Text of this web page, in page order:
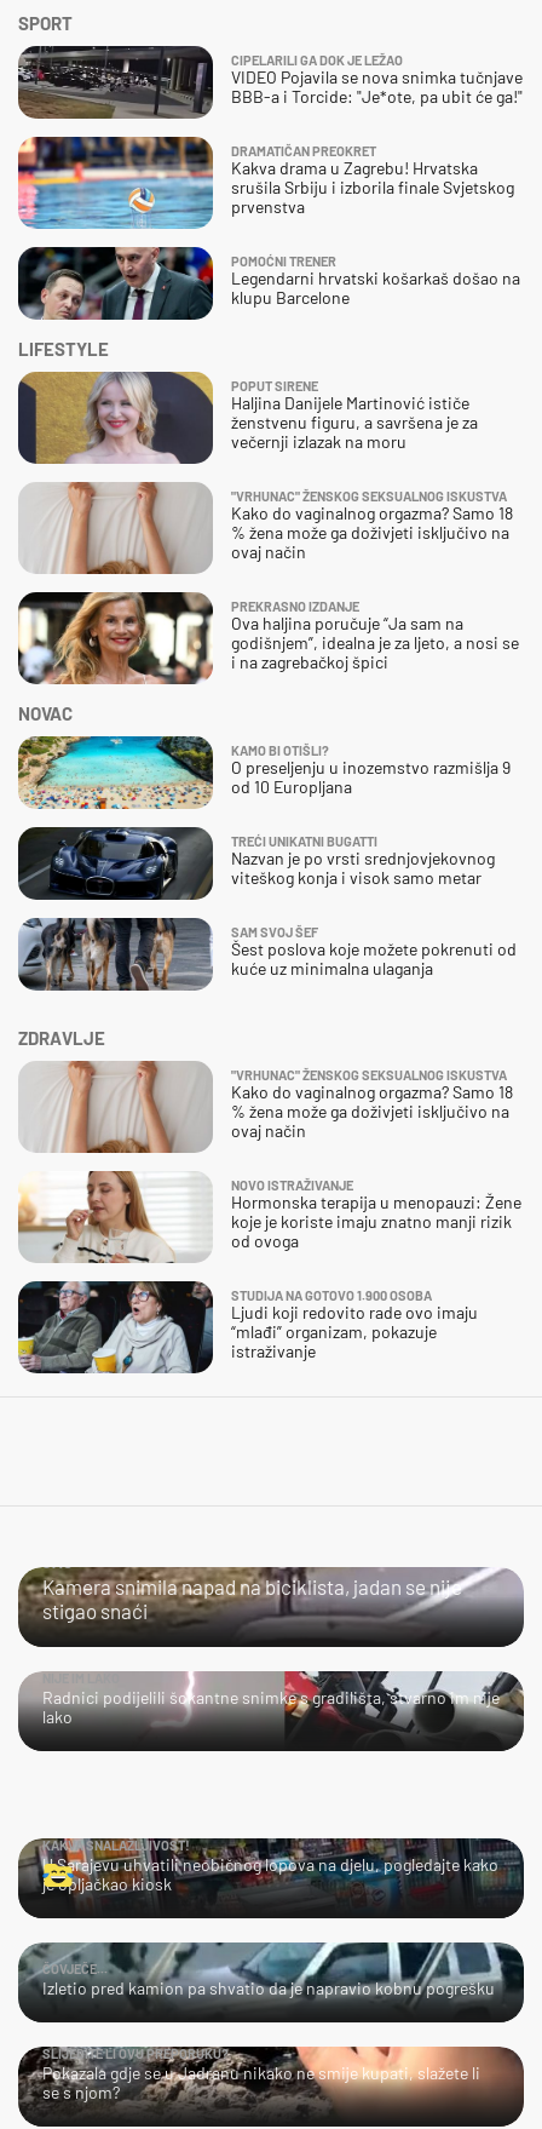
ZDRAVLJE
"VRHUNAC" ŽENSKOG SEKSUALNOG ISKUSTVA
Kako do vaginalnog orgazma? Samo 18
% žena može ga doživjeti isključivo na
ovaj način
NOVO ISTRAŽIVANJE
Hormonska terapija u menopauzi: Žene
koje je koriste imaju znatno manji rizik
od ovoga
STUDIJA NA GOTOVO 1.900 OSOBA
Ljudi koji redovito rade ovo imaju
“mlađi” organizam, pokazuje
istraživanje
SPORT
CIPELARILI GA DOK JE LEŽAO
VIDEO Pojavila se nova snimka tučnjave
BBB-a i Torcide: "Je*ote, pa ubit će ga!"
DRAMATIČAN PREOKRET
Kakva drama u Zagrebu! Hrvatska
srušila Srbiju i izborila finale Svjetskog
prvenstva
POMOĆNI TRENER
Legendarni hrvatski košarkaš došao na
klupu Barcelone
NOVAC
KAMO BI OTIŠLI?
O preseljenju u inozemstvo razmišlja 9
od 10 Europljana
TREĆI UNIKATNI BUGATTI
Nazvan je po vrsti srednjovjekovnog
viteškog konja i visok samo metar
SAM SVOJ ŠEF
Šest poslova koje možete pokrenuti od
kuće uz minimalna ulaganja
LIFESTYLE
POPUT SIRENE
Haljina Danijele Martinović ističe
ženstvenu figuru, a savršena je za
večernji izlazak na moru
"VRHUNAC" ŽENSKOG SEKSUALNOG ISKUSTVA
Kako do vaginalnog orgazma? Samo 18
% žena može ga doživjeti isključivo na
ovaj način
PREKRASNO IZDANJE
Ova haljina poručuje “Ja sam na
godišnjem”, idealna je za ljeto, a nosi se
i na zagrebačkoj špici
Kamera snimila napad na biciklista, jadan se nije
stigao snaći
Radnici podijelili šokantne snimke s gradilišta, stvarno im nije
lako
KAKVA SNALAŽLJIVOST!
U Sarajevu uhvatili neobičnog lopova na djelu, pogledajte kako
je opljačkao kiosk
ČOVJEČE...
Izletio pred kamion pa shvatio da je napravio kobnu pogrešku
SLIJEDITE LI OVU PREPORUKU?
Pokazala gdje se u Jadranu nikako ne smije kupati, slažete li
se s njom?